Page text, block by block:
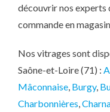
découvrir nos experts
commande en
Nos vitrages sont
Saône-et-Loire (71) :
Mâconnaise, Burgy,
Charbonnières